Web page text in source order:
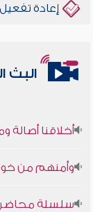
إعادة
البث
أخلاقنا أصالة
وأمنهم من
سلسلة محاضرات